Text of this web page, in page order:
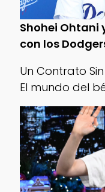
Shohei Ohtani
con los
Un Contrato
El mundo del